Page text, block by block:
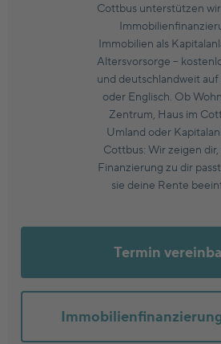
Cottbus unterstützen
Immobilien als
Altersvorsorge –
und deutschlandweit
oder Englisch. Ob
Zentrum, Haus im
Umland oder
Cottbus: Wir zeigen
Finanzierung zu dir
sie deine Rente
Termin